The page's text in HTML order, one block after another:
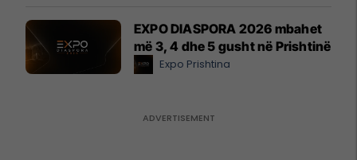
EXPO DIASPORA 2026 mbahet
më 3, 4 dhe 5 gusht në Prishtinë
Expo Prishtina